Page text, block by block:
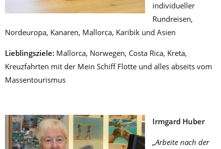
individueller
Rundreisen,
Nordeuropa, Kanaren, Mallorca, Karibik und Asien
Lieblingsziele: Mallorca, Norwegen, Costa Rica, Kreta,
Kreuzfahrten mit der Mein Schiff Flotte und alles abseits vom
Massentourismus
Irmgard Huber
„Arbeite nach der